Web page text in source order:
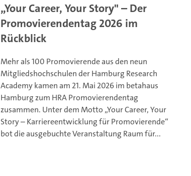
„Your Career, Your Story" – Der
Promovierendentag 2026 im
Rückblick
Mehr als 100 Promovierende aus den neun
Mitgliedshochschulen der Hamburg Research
Academy kamen am 21. Mai 2026 im betahaus
Hamburg zum HRA Promovierendentag
zusammen. Unter dem Motto „Your Career, Your
Story – Karriereentwicklung für Promovierende“
bot die ausgebuchte Veranstaltung Raum für...